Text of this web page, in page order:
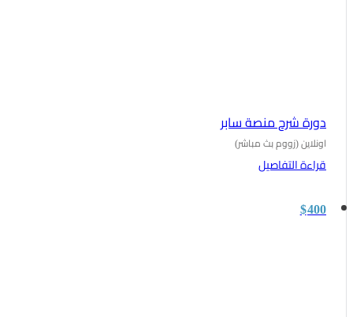
دورة شرح منصة سابر
اونلاين (زووم بث مباشر)
قراءة التفاصيل
$400